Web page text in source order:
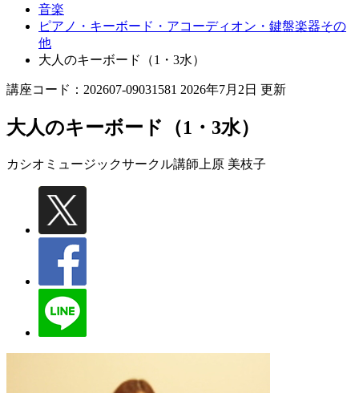
音楽
ピアノ・キーボード・アコーディオン・鍵盤楽器その
他
大人のキーボード（1・3水）
講座コード：202607-09031581 2026年7月2日 更新
大人のキーボード（1・3水）
カシオミュージックサークル講師 上原 美枝子